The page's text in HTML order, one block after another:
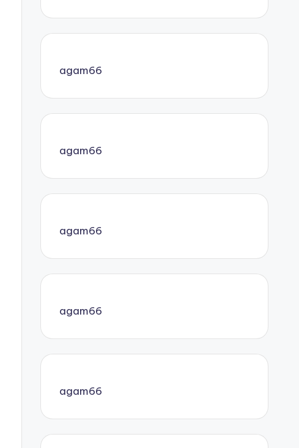
agam66
agam66
agam66
agam66
agam66